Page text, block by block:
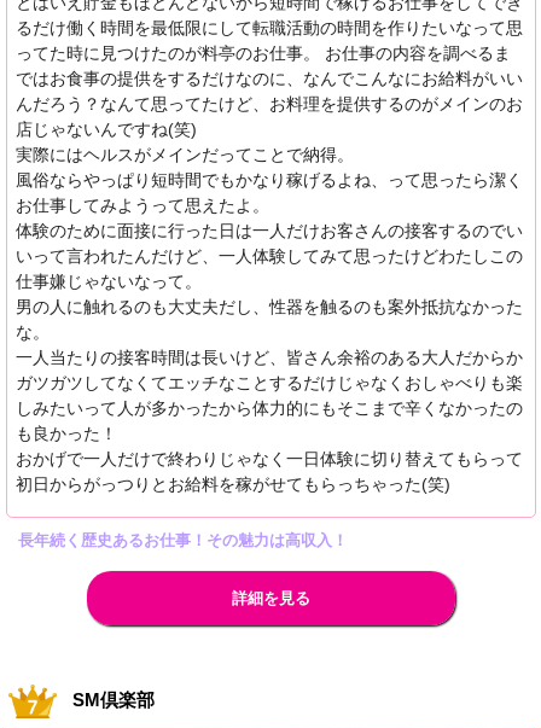
るだけ働く時間を最低限にして転職活動の時間を作りたいなって思
ってた時に見つけたのが料亭のお仕事。 お仕事の内容を調べるま
ではお食事の提供をするだけなのに、なんでこんなにお給料がいい
んだろう？なんて思ってたけど、お料理を提供するのがメインのお
店じゃないんですね(笑)
実際にはヘルスがメインだってことで納得。
風俗ならやっぱり短時間でもかなり稼げるよね、って思ったら潔く
お仕事してみようって思えたよ。
体験のために面接に行った日は一人だけお客さんの接客するのでい
いって言われたんだけど、一人体験してみて思ったけどわたしこの
仕事嫌じゃないなって。
男の人に触れるのも大丈夫だし、性器を触るのも案外抵抗なかった
な。
一人当たりの接客時間は長いけど、皆さん余裕のある大人だからか
ガツガツしてなくてエッチなことするだけじゃなくおしゃべりも楽
しみたいって人が多かったから体力的にもそこまで辛くなかったの
も良かった！
おかげで一人だけで終わりじゃなく一日体験に切り替えてもらって
初日からがっつりとお給料を稼がせてもらっちゃった(笑)
長年続く歴史あるお仕事！その魅力は高収入！
詳細を見る
SM倶楽部